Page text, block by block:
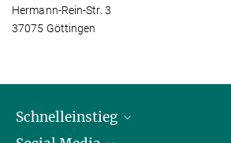
Hermann-Rein-Str. 3
37075 Göttingen
Schnelleinstieg